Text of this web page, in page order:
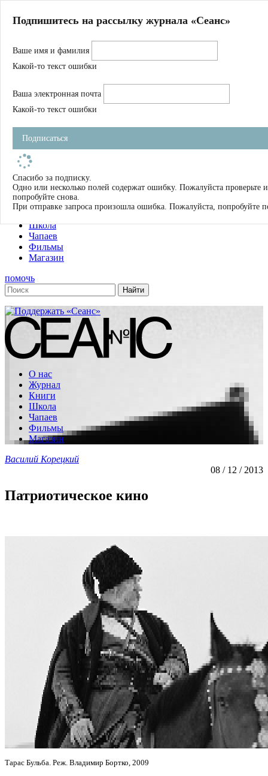
Магазин
Журнал
Школа
Устав
Фильмы
Имена
Тэги
О нас
Журнал
Книги
Школа
Чапаев
Фильмы
Магазин
помочь
О нас
Журнал
Книги
Школа
Чапаев
Фильмы
Магазин
Василий Корецкий
08 / 12 / 2013
Патриотическое кино
Тарас Бульба. Реж. Владимир Бортко, 2009
Подпишитесь на рассылку журнала «Сеанс»
Ваше имя и фамилия
Какой-то текст ошибки
Ваша электронная почта
Какой-то текст ошибки
Подписаться
Спасибо за подписку.
Одно или несколько полей содержат ошибку. Пожалуйста проверьте и
попробуйте снова.
При отправке запроса произошла ошибка. Пожалуйста, попробуйте